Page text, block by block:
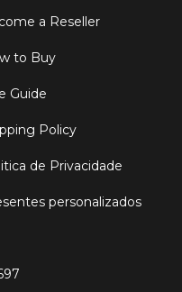
a Reseller
to Buy
Guide
Policy
de Privacidade
personalizados